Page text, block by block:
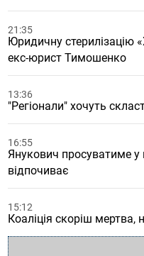
21:35
Юридичну стерилізацію
екс-юрист Тимошенко
13:36
"Регіонали" хочуть
16:55
Янукович просуватиме
відпочиває
15:12
Коаліція скоріш мертва,